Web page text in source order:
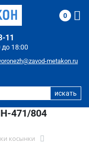
18:00
11
metakon.ru
0
471/804
косынки